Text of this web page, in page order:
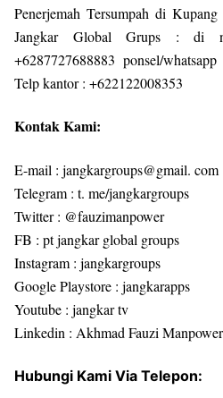
Penerjemah Tersumpah di
Jangkar Global Grups : di
+6287727688883 ponsel/
Telp kantor : +622122008353
Kontak Kami:
E-mail : jangkargroups@gmail. com
Telegram : t. me/jangkargroups
Twitter : @fauzimanpower
FB : pt jangkar global groups
Instagram : jangkargroups
Google Playstore : jangkarapps
Youtube : jangkar tv
Linkedin : Akhmad Fauzi Manpower
Hubungi Kami Via Telepon: